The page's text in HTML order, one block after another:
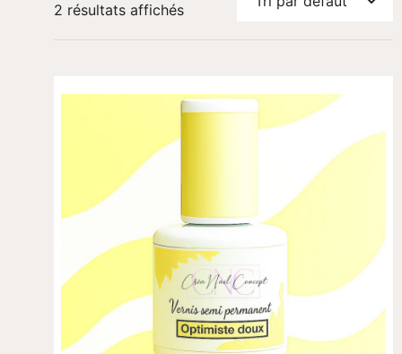
2 résultats affichés